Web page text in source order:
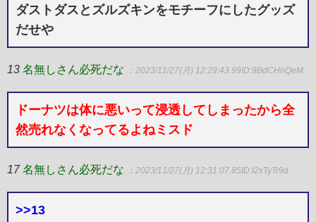
ダストダスとズルズキンをモチーフにしたグッズ
だせや
13 名無しさん必死だな ：2023/11/27(月) 12:29:43.99ID:9BdCHnQeM
ドーナツは体に悪いって浸透してしまったから全
然売れなくなってるよねミスド
17 名無しさん必死だな ：2023/11/27(月) 12:31:07.85ID:I2xTyTr9d
>>13